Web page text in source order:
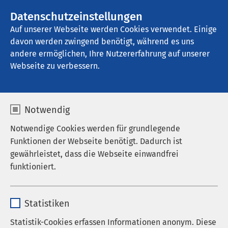
Datenschutzeinstellungen
Auf unserer Webseite werden Cookies verwendet. Einige
davon werden zwingend benötigt, während es uns
andere ermöglichen, Ihre Nutzererfahrung auf unserer
Webseite zu verbessern.
Notwendig
Notwendige Cookies werden für grundlegende
Funktionen der Webseite benötigt. Dadurch ist
gewährleistet, dass die Webseite einwandfrei
funktioniert.
Anbieter sgalinski
Statistiken
Statistik-Cookies erfassen Informationen anonym. Diese